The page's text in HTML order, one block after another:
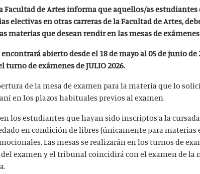
Facultad de Artes informa que aquellos/as
electivas en otras carreras de la Facultad de Artes,
materias que desean rendir en las mesas de
abierto desde el 18 de mayo al 05 de junio de
de exámenes de JULIO 2026.
de la mesa de examen para la materia que lo
en los plazos habituales previos al examen.
los estudiantes que hayan sido inscriptos a la
en condición de libres (únicamente para materias
Las mesas se realizarán en los turnos de
examen y el tribunal coincidirá con el examen de la